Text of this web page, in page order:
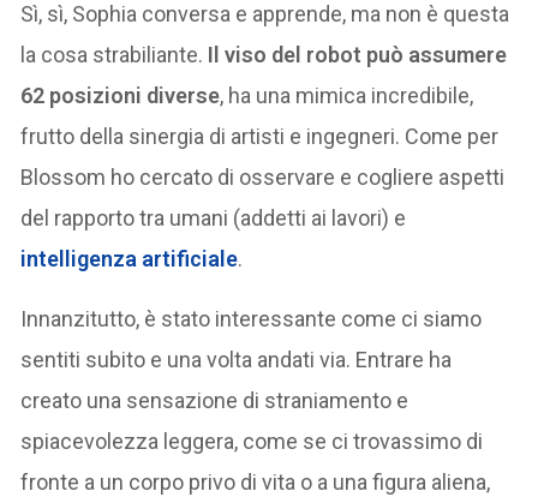
Sì, sì, Sophia conversa e apprende, ma non è questa
la cosa strabiliante. Il viso del robot può assumere
62 posizioni diverse, ha una mimica incredibile,
frutto della sinergia di artisti e ingegneri. Come per
Blossom ho cercato di osservare e cogliere aspetti
del rapporto tra umani (addetti ai lavori) e
intelligenza artificiale.
Innanzitutto, è stato interessante come ci siamo
sentiti subito e una volta andati via. Entrare ha
creato una sensazione di straniamento e
spiacevolezza leggera, come se ci trovassimo di
fronte a un corpo privo di vita o a una figura aliena,